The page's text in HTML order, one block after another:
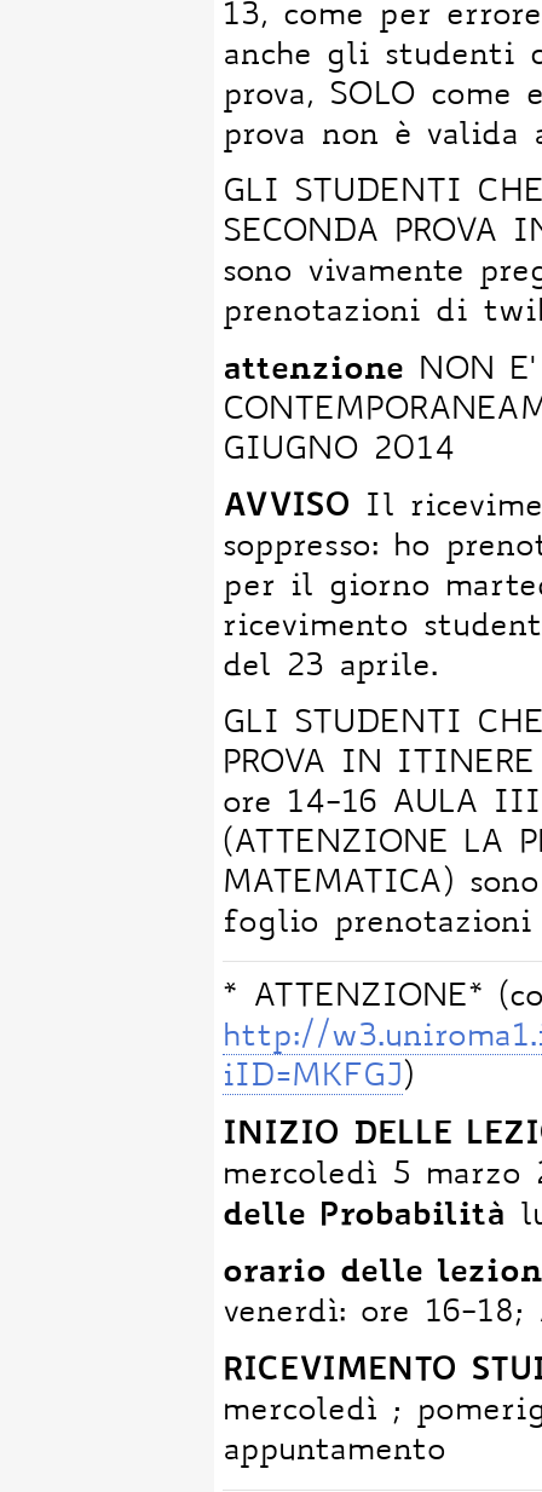
13, come per
anche gli studenti
prova, SOLO
prova non è
GLI STUDENTI
SECONDA
sono vivamente
prenotazioni di
attenzione NON E'
GIUGNO 2014
AVVISO Il
soppresso: ho
per il giorno
ricevimento
del 23 aprile.
GLI STUDENTI
PROVA IN
ore 14-16 AULA
(ATTENZIONE LA
MATEMATICA)
foglio
* ATTENZIONE*
http://
iID=MKFGJ)
INIZIO DELLE
mercoledì 5
delle Probabilità
orario delle
venerdì: ore 16-
RICEVIMENTO
mercoledì ;
appuntamento